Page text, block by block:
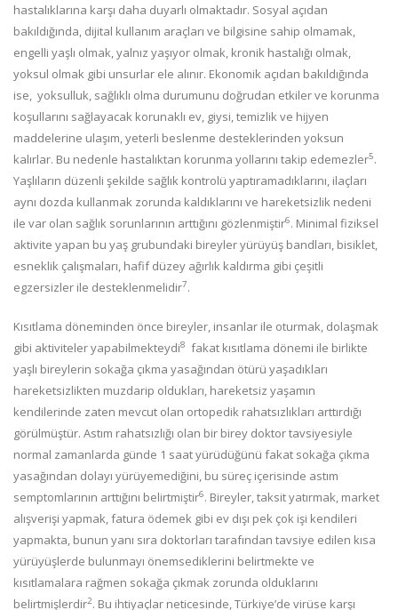
hastalıklarına karşı daha duyarlı olmaktadır. Sosyal açıdan
bakıldığında, dijital kullanım araçları ve bilgisine sahip olmamak,
engelli yaşlı olmak, yalnız yaşıyor olmak, kronik hastalığı olmak,
yoksul olmak gibi unsurlar ele alınır. Ekonomik açıdan bakıldığında
ise, yoksulluk, sağlıklı olma durumunu doğrudan etkiler ve korunma
koşullarını sağlayacak korunaklı ev, giysi, temizlik ve hijyen
maddelerine ulaşım, yeterli beslenme desteklerinden yoksun
kalırlar. Bu nedenle hastalıktan korunma yollarını takip edemezler5.
Yaşlıların düzenli şekilde sağlık kontrolü yaptıramadıklarını, ilaçları
aynı dozda kullanmak zorunda kaldıklarını ve hareketsizlik nedeni
ile var olan sağlık sorunlarının arttığını gözlenmiştir6. Minimal fiziksel
aktivite yapan bu yaş grubundaki bireyler yürüyüş bandları, bisiklet,
esneklik çalışmaları, hafif düzey ağırlık kaldırma gibi çeşitli
egzersizler ile desteklenmelidir7.
Kısıtlama döneminden önce bireyler, insanlar ile oturmak, dolaşmak
gibi aktiviteler yapabilmekteydi8 fakat kısıtlama dönemi ile birlikte
yaşlı bireylerin sokağa çıkma yasağından ötürü yaşadıkları
hareketsizlikten muzdarip oldukları, hareketsiz yaşamın
kendilerinde zaten mevcut olan ortopedik rahatsızlıkları arttırdığı
görülmüştür. Astım rahatsızlığı olan bir birey doktor tavsiyesiyle
normal zamanlarda günde 1 saat yürüdüğünü fakat sokağa çıkma
yasağından dolayı yürüyemediğini, bu süreç içerisinde astım
semptomlarının arttığını belirtmiştir6. Bireyler, taksit yatırmak, market
alışverişi yapmak, fatura ödemek gibi ev dışı pek çok işi kendileri
yapmakta, bunun yanı sıra doktorları tarafından tavsiye edilen kısa
yürüyüşlerde bulunmayı önemsediklerini belirtmekte ve
kısıtlamalara rağmen sokağa çıkmak zorunda olduklarını
belirtmişlerdir2. Bu ihtiyaçlar neticesinde, Türkiye’de virüse karşı